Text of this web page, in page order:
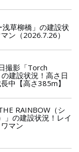
草柳橋」の建設状
ン（2026.7.26）
撮影「Torch
建設状況！高さ日
中【高さ385m】
RAINBOW（シ
」の建設状況！レイ
マン